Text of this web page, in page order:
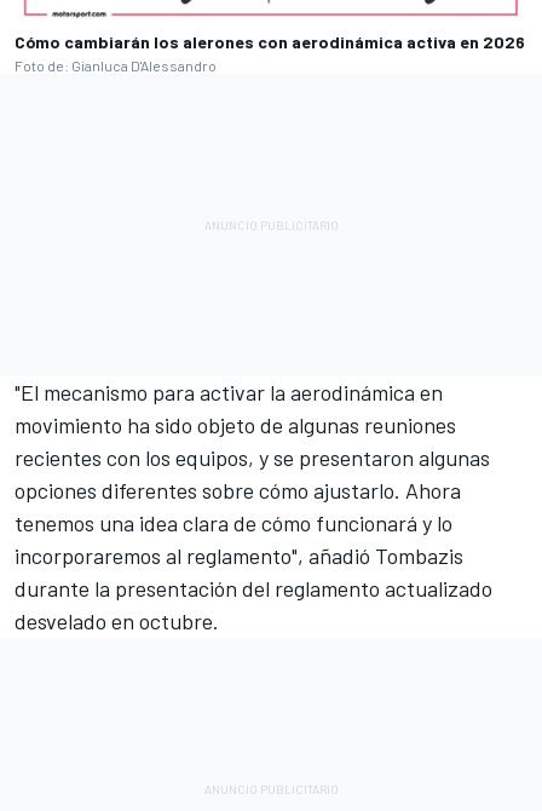
Cómo cambiarán los alerones con aerodinámica activa en 2026
Foto de: Gianluca D'Alessandro
"El mecanismo para activar la aerodinámica en
movimiento ha sido objeto de algunas reuniones
recientes con los equipos, y se presentaron algunas
opciones diferentes sobre cómo ajustarlo. Ahora
tenemos una idea clara de cómo funcionará y lo
incorporaremos al reglamento", añadió Tombazis
durante la presentación del reglamento actualizado
desvelado en octubre.